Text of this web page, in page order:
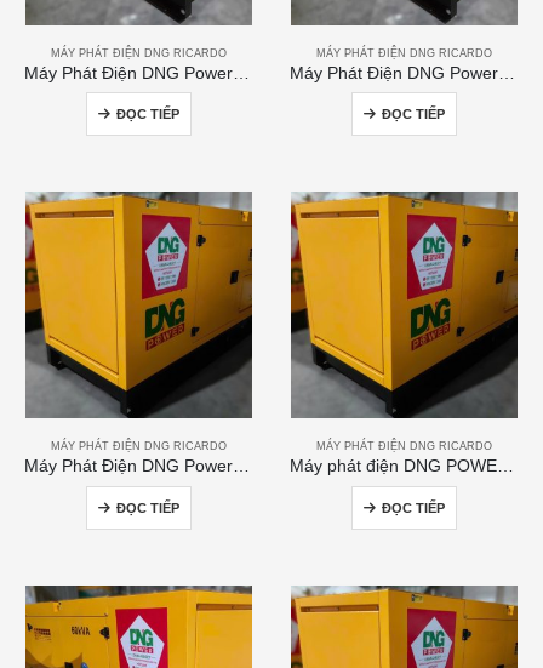
MÁY PHÁT ĐIỆN DNG RICARDO
ĐỌC TIẾP
MÁY PHÁT ĐIỆN DNG RICARDO
ĐỌC TIẾP
MÁY PHÁT ĐIỆN DNG RICARDO
Máy Phát Điện DNG Power 200kVA
ĐỌC TIẾP
MÁY PHÁT ĐIỆN DNG RICARDO
Máy phát điện DNG POWER 50kVA
ĐỌC TIẾP